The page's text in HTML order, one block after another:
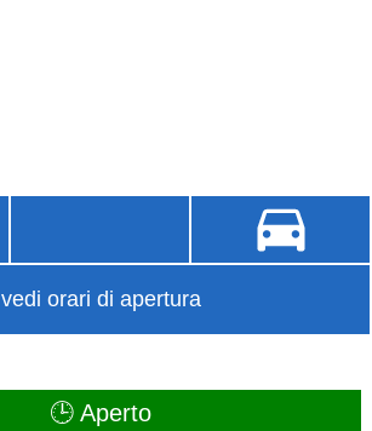
vedi orari di apertura
🕒 Aperto